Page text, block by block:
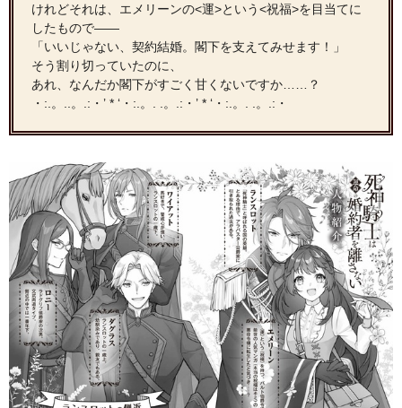
けれどそれは、エメリーンの<運>という<祝福>を目当てに
したもので――
「いいじゃない、契約結婚。閣下を支えてみせます！」
そう割り切っていたのに、
あれ、なんだか閣下がすごく甘くないですか……？
・:.。..。.:・’ * ‘・:.。. .。.:・’ * ‘・:.。. .。.:・